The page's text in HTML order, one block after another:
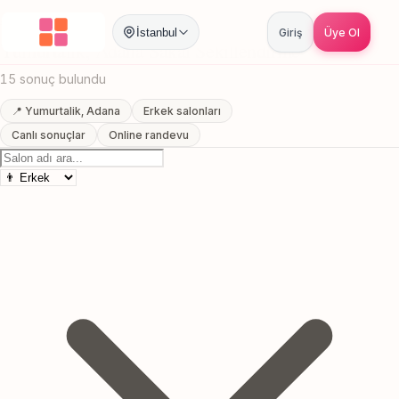
İstanbul Giriş Üye Ol
Anasayfa / Adana Yumurtalik Sakal Sekillendirme
Yumurtalik, Adana Sakal Sekillendirme
15 sonuç bulundu
📍 Yumurtalik, Adana
Erkek salonları
Canlı sonuçlar
Online randevu